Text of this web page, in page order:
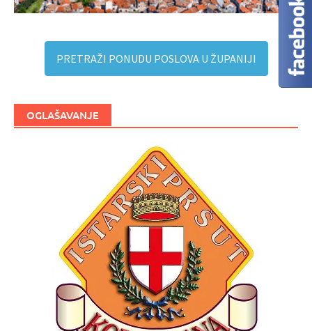
PRETRAŽI PONUDU POSLOVA U ŽUPANIJI
OGLAŠAVANJE